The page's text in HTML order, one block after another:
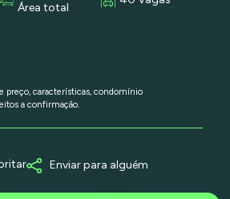
Área total
preço, características, condomínio
a confirmação.
Enviar para alguém